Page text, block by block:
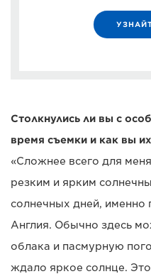
Столкнулись ли вы с
время съемки и как вы
«Сложнее всего для
резким и ярким
солнечных дней, именно
Англия. Обычно здесь
облака и пасмурную
ждало яркое солнце.